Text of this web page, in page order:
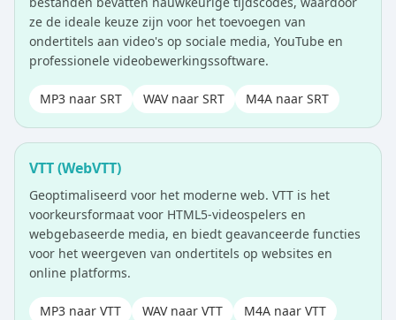
ze de ideale keuze zijn voor het toevoegen van
ondertitels aan video's op sociale media, YouTube en
professionele videobewerkingssoftware.
MP3 naar SRT WAV naar SRT M4A naar SRT
VTT (WebVTT)
Geoptimaliseerd voor het moderne web. VTT is het
voorkeursformaat voor HTML5-videospelers en
webgebaseerde media, en biedt geavanceerde functies
voor het weergeven van ondertitels op websites en
online platforms.
MP3 naar VTT WAV naar VTT M4A naar VTT